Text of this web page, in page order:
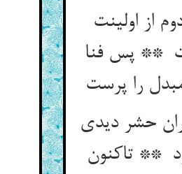
از اولینت
** پس فنا
حشر دیدی
** تاکنون